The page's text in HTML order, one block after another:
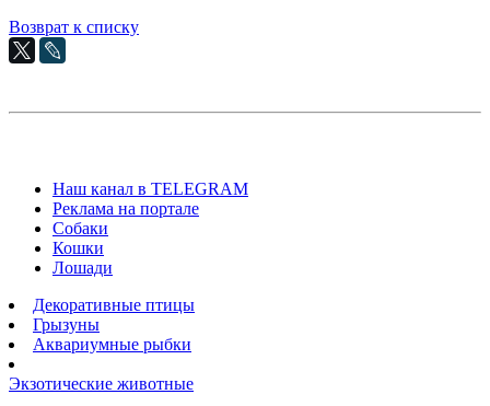
Возврат к списку
Наш канал в TELEGRAM
Реклама на портале
Собаки
Кошки
Лошади
Декоративные птицы
Грызуны
Аквариумные рыбки
Экзотические животные